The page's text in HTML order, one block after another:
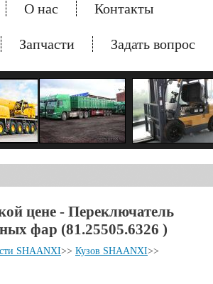
О нас Контакты
Запчасти Задать вопрос
цене - Переключатель
фар (81.25505.6326 )
SHAANXI>> Кузов SHAANXI>>